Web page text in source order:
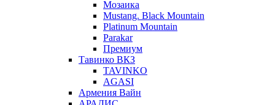
Мозаика
Mustang. Black Mountain
Platinum Mountain
Parakar
Премиум
Тавинко ВКЗ
TAVINKO
AGASI
Армения Вайн